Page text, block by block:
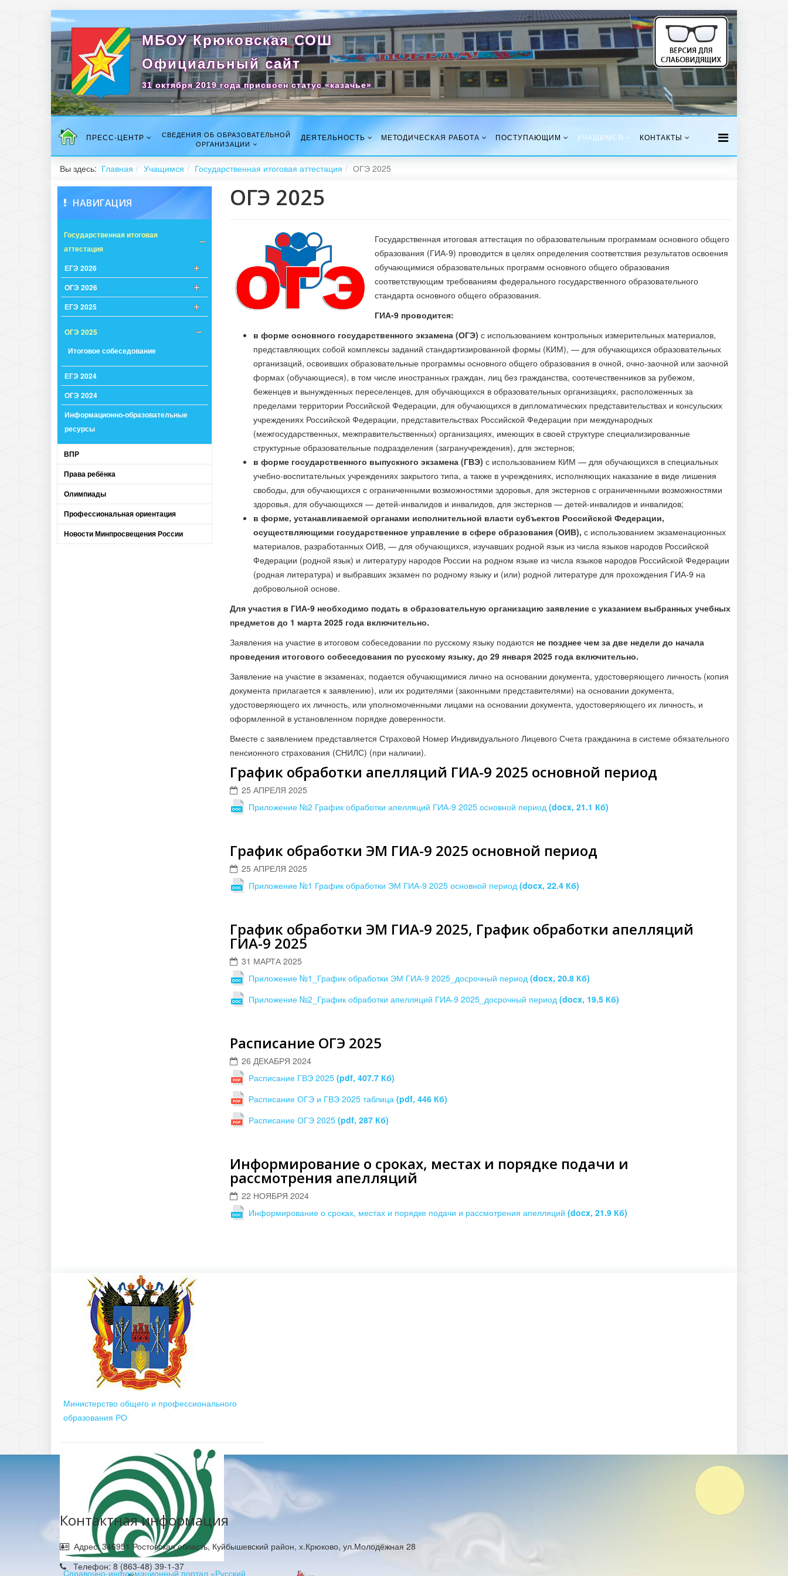
МБОУ Крюковская СОШ
Официальный сайт
31 октября 2019 года присвоен статус «казачье»
ПРЕСС-ЦЕНТР
СВЕДЕНИЯ ОБ ОБРАЗОВАТЕЛЬНОЙ
ОРГАНИЗАЦИИ
ДЕЯТЕЛЬНОСТЬ МЕТОДИЧЕСКАЯ РАБОТА ПОСТУПАЮЩИМ УЧАЩИМСЯ КОНТАКТЫ
Вы здесь: Главная Учащимся Государственная итоговая аттестация ОГЭ 2025
НАВИГАЦИЯ
Государственная итоговая
аттестация
ЕГЭ 2026
ОГЭ 2026
ЕГЭ 2025
ОГЭ 2025
Итоговое собеседование
ЕГЭ 2024
ОГЭ 2024
Информационно-образовательные
ресурсы
ВПР
Права ребёнка
Олимпиады
Профессиональная ориентация
Новости Минпросвещения России
ОГЭ 2025
Государственная итоговая аттестация по образовательным программам основного общего
образования (ГИА-9) проводится в целях определения соответствия результатов освоения
обучающимися образовательных программ основного общего образования
соответствующим требованиям федерального государственного образовательного
стандарта основного общего образования.
ГИА-9 проводится:
в форме основного государственного экзамена (ОГЭ) с использованием контрольных измерительных материалов,
представляющих собой комплексы заданий стандартизированной формы (КИМ), — для обучающихся образовательных
организаций, освоивших образовательные программы основного общего образования в очной, очно-заочной или заочной
формах (обучающиеся), в том числе иностранных граждан, лиц без гражданства, соотечественников за рубежом,
беженцев и вынужденных переселенцев, для обучающихся в образовательных организациях, расположенных за
пределами территории Российской Федерации, для обучающихся в дипломатических представительствах и консульских
учреждениях Российской Федерации, представительствах Российской Федерации при международных
(межгосударственных, межправительственных) организациях, имеющих в своей структуре специализированные
структурные образовательные подразделения (загранучреждения), для экстернов;
в форме государственного выпускного экзамена (ГВЭ) с использованием КИМ — для обучающихся в специальных
учебно-воспитательных учреждениях закрытого типа, а также в учреждениях, исполняющих наказание в виде лишения
свободы, для обучающихся с ограниченными возможностями здоровья, для экстернов с ограниченными возможностями
здоровья, для обучающихся — детей-инвалидов и инвалидов, для экстернов — детей-инвалидов и инвалидов;
в форме, устанавливаемой органами исполнительной власти субъектов Российской Федерации,
осуществляющими государственное управление в сфере образования (ОИВ), с использованием экзаменационных
материалов, разработанных ОИВ, — для обучающихся, изучавших родной язык из числа языков народов Российской
Федерации (родной язык) и литературу народов России на родном языке из числа языков народов Российской Федерации
(родная литература) и выбравших экзамен по родному языку и (или) родной литературе для прохождения ГИА-9 на
добровольной основе.
Для участия в ГИА-9 необходимо подать в образовательную организацию заявление с указанием выбранных учебных
предметов до 1 марта 2025 года включительно.
Заявления на участие в итоговом собеседовании по русскому языку подаются не позднее чем за две недели до начала
проведения итогового собеседования по русскому языку, до 29 января 2025 года включительно.
Заявление на участие в экзаменах, подается обучающимися лично на основании документа, удостоверяющего личность (копия
документа прилагается к заявлению), или их родителями (законными представителями) на основании документа,
удостоверяющего их личность, или уполномоченными лицами на основании документа, удостоверяющего их личность, и
оформленной в установленном порядке доверенности.
Вместе с заявлением представляется Страховой Номер Индивидуального Лицевого Счета гражданина в системе обязательного
пенсионного страхования (СНИЛС) (при наличии).
График обработки апелляций ГИА-9 2025 основной период
25 АПРЕЛЯ 2025
Приложение №2 График обработки апелляций ГИА-9 2025 основной период (docx, 21.1 Кб)
График обработки ЭМ ГИА-9 2025 основной период
25 АПРЕЛЯ 2025
Приложение №1 График обработки ЭМ ГИА-9 2025 основной период (docx, 22.4 Кб)
График обработки ЭМ ГИА-9 2025, График обработки апелляций
ГИА-9 2025
31 МАРТА 2025
Приложение №1_График обработки ЭМ ГИА-9 2025_досрочный период (docx, 20.8 Кб)
Приложение №2_График обработки апелляций ГИА-9 2025_досрочный период (docx, 19.5 Кб)
Расписание ОГЭ 2025
26 ДЕКАБРЯ 2024
Расписание ГВЭ 2025 (pdf, 407.7 Кб)
Расписание ОГЭ и ГВЭ 2025 таблица (pdf, 446 Кб)
Расписание ОГЭ 2025 (pdf, 287 Кб)
Информирование о сроках, местах и порядке подачи и
рассмотрения апелляций
22 НОЯБРЯ 2024
Информирование о сроках, местах и порядке подачи и рассмотрения апелляций (docx, 21.9 Кб)
Министерство общего и профессионального
образования РО
Cправочно-информационный портал «Русский
Контактная информация
Адрес: 346951 Ростовская область, Куйбышевский район, х.Крюково, ул.Молодёжная 28
Телефон: 8 (863-48) 39-1-37